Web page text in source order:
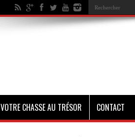
VOTRE CHASSE AU TRÉSOR CONTACT